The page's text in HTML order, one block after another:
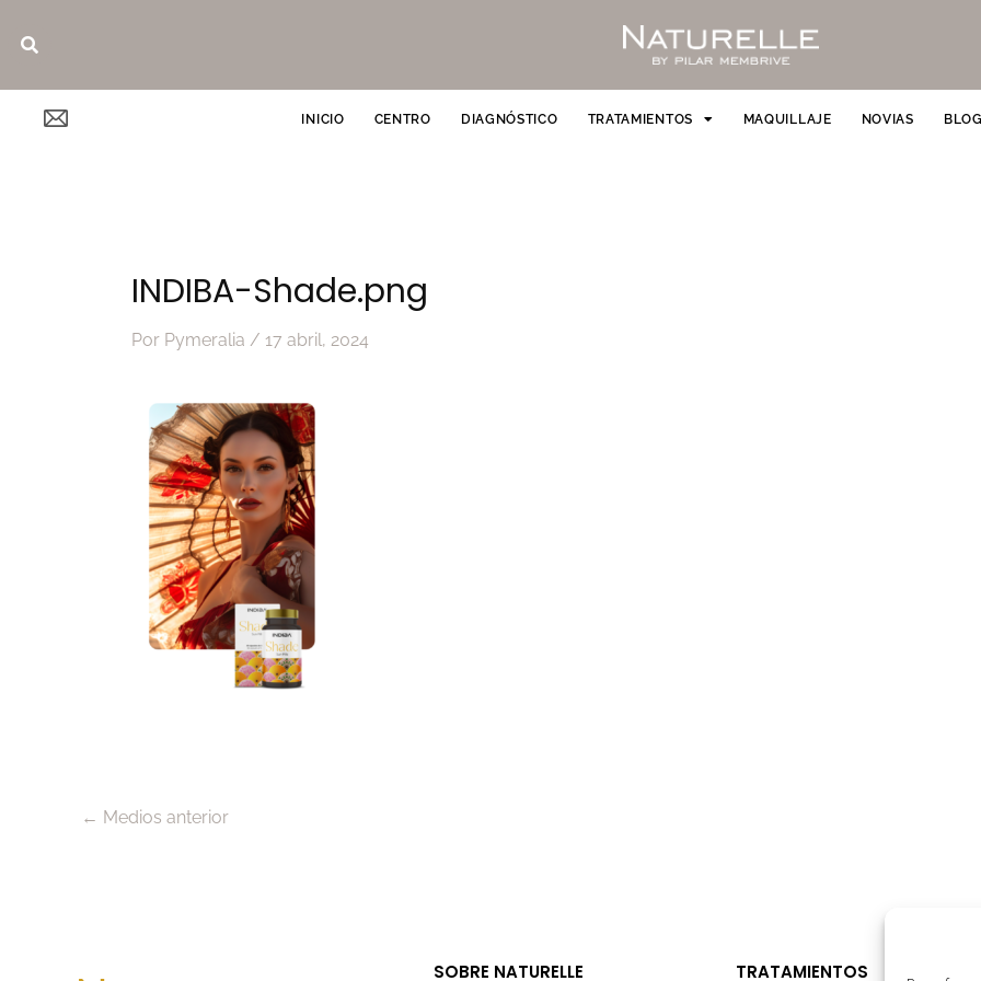
Buscar
INICIO CENTRO DIAGNÓSTICO TRATAMIENTOS MAQUILLAJE NOVIAS BLOG
INDIBA-Shade.png
Por Pymeralia / 17 abril, 2024
← Medios anterior
SOBRE NATURELLE TRATAMIENTOS